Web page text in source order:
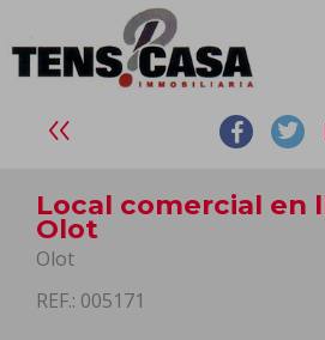
Local comercial en
Olot
Olot
REF.: 005171